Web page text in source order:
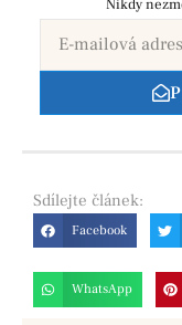
Nikdy
Sdílejte článek:
Facebook
WhatsApp